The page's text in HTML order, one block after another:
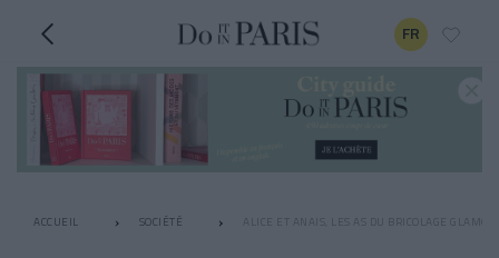
FR
ACCUEIL SOCIÉTÉ ALICE ET ANAIS, LES AS DU BRICOLAGE